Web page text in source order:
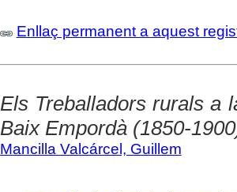
Enllaç permanent a aquest
Els Treballadors rurals a
Baix Empordà (1850-
Mancilla Valcárcel, Guillem